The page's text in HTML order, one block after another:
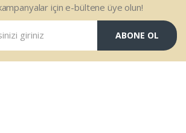
için e-bültene üye olun!
ABONE OL